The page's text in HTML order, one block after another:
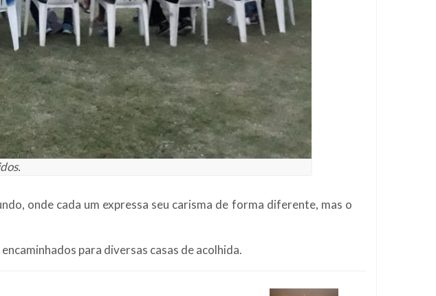
onde cada um expressa seu carisma de forma diferente, mas o
para diversas casas de acolhida.